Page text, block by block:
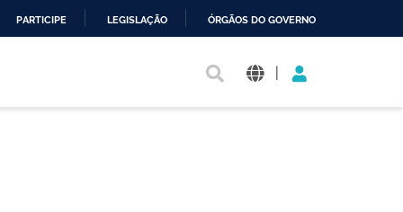
PARTICIPE LEGISLAÇÃO ÓRGÃOS DO GOVERNO
|